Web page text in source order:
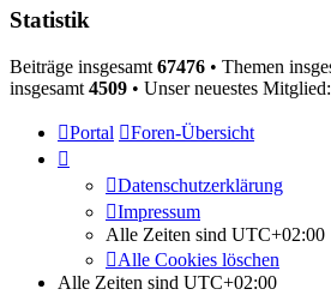
Statistik
Beiträge insgesamt 67476 • Themen
insgesamt 4509 • Unser neuestes Mitglied:
Portal Foren-Übersicht
Datenschutzerklärung
Impressum
Alle Zeiten sind UTC+02:00
Alle Cookies löschen
Alle Zeiten sind UTC+02:00